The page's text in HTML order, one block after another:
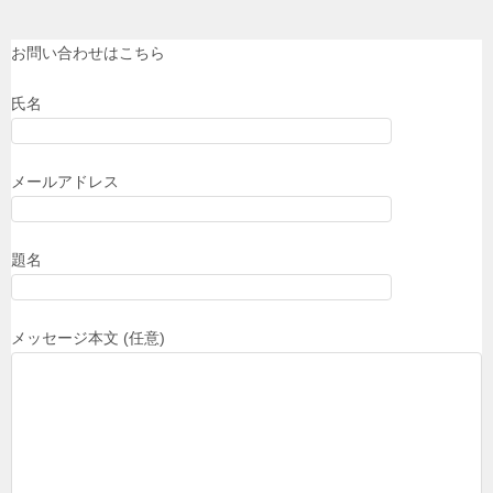
お問い合わせはこちら
氏名
メールアドレス
題名
メッセージ本文 (任意)